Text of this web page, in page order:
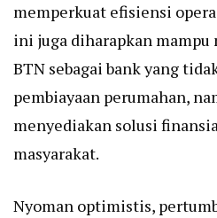
memperkuat efisiensi
ini juga diharapkan
BTN sebagai bank yang
pembiayaan perumahan,
menyediakan solusi
masyarakat.
Nyoman optimistis,